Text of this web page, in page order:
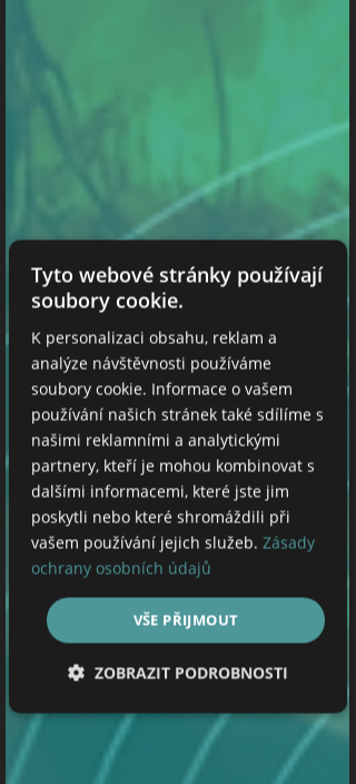
Tyto webové stránky používají
soubory cookie.
K personalizaci obsahu, reklam a
analýze návštěvnosti používáme
soubory cookie. Informace o vašem
používání našich stránek také sdílíme s
našimi reklamními a analytickými
partnery, kteří je mohou kombinovat s
dalšími informacemi, které jste jim
poskytli nebo které shromáždili při
vašem používání jejich služeb. Zásady
ochrany osobních údajů
VŠE PŘIJMOUT
ZOBRAZIT PODROBNOSTI
Nezbytně nutné soubory
Výkonové soubory